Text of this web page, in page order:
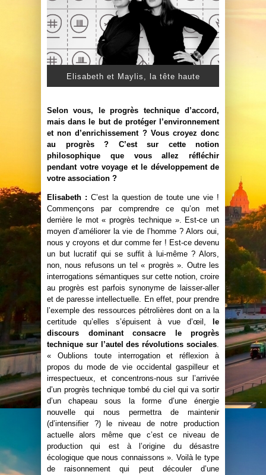
Elisabeth et Maylis, la tête haute
Selon vous, le progrès technique d’accord,
mais dans le but de protéger l’environnement
et non d’enrichissement ? Vous croyez donc
au progrès ? C’est sur cette notion
philosophique que vous allez réfléchir
pendant votre voyage et le développement de
votre association ?
Elisabeth : C’est la question de toute une vie !
Commençons par comprendre ce qu’on met
derrière le mot « progrès technique ». Est-ce un
moyen d’améliorer la vie de l’homme ? Alors oui,
nous y croyons et dur comme fer ! Est-ce devenu
un but lucratif qui se suffit à lui-même ? Alors,
non, nous refusons un tel « progrès ». Outre les
interrogations sémantiques sur cette notion, croire
au progrès est parfois synonyme de laisser-aller
et de paresse intellectuelle. En effet, pour prendre
l’exemple des ressources pétrolières dont on a la
certitude qu’elles s’épuisent à vue d’œil,
le
discours dominant consacre le progrès
technique sur l’autel des révolutions sociales.
« Oublions toute interrogation et réflexion à
propos du mode de vie occidental gaspilleur et
irrespectueux, et concentrons-nous sur l’arrivée
d’un progrès technique tombé du ciel qui va sortir
d’un chapeau sous la forme d’une énergie
nouvelle qui nous permettra de maintenir
(d’intensifier ?) le niveau de notre production
actuelle alors même que c’est ce niveau de
production qui est à l’origine du désastre
écologique que nous connaissons ». Voilà le type
de raisonnement qui peut découler d’une